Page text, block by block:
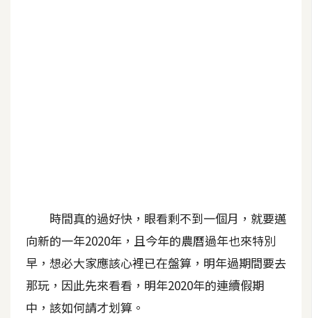
站
時間真的過好快，眼看剩不到一個月，就要邁
向新的一年2020年，且今年的農曆過年也來特別
早，想必大家應該心裡已在盤算，明年過期間要去
那玩，因此先來看看，明年2020年的連續假期
中，該如何請才划算。